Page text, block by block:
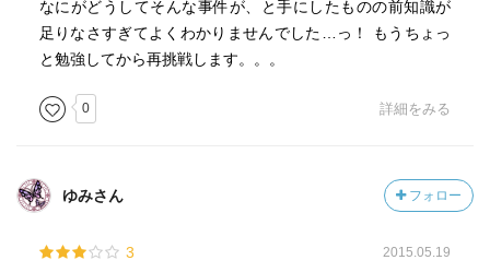
なにがどうしてそんな事件が、と手にしたものの前知識が
足りなさすぎてよくわかりませんでした…っ！ もうちょっ
と勉強してから再挑戦します。。。
0 詳細をみる
ゆみさん フォロー
3 2015.05.19